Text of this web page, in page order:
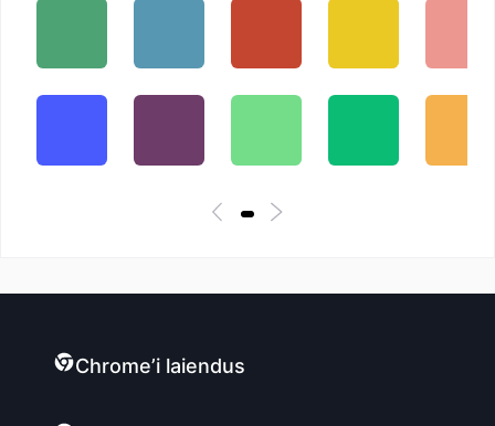
Chrome’i laiendus